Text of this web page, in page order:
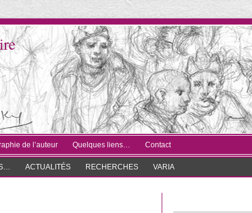
de l’auteur Quelques liens… Contact
ACTUALITÉS RECHERCHES VARIA